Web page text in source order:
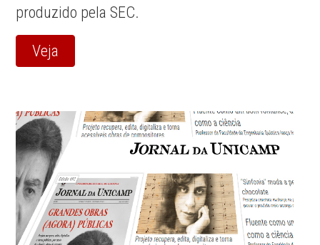
produzido pela SEC.
Veja